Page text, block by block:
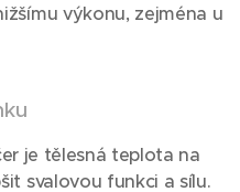
výkonu, zejména u
je tělesná teplota na
svalovou funkci a sílu.